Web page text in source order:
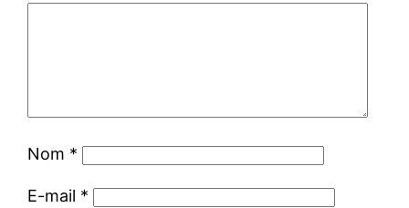
Nom *
E-mail *